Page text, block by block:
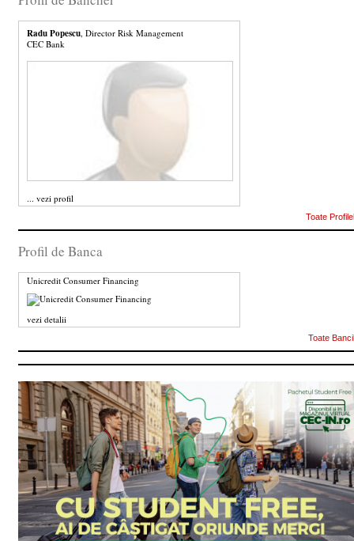
Radu Popescu, Director Risk Management
CEC Bank
... vezi profil
Toate
Profil de Banca
Unicredit Consumer Financing
vezi detalii
Toate